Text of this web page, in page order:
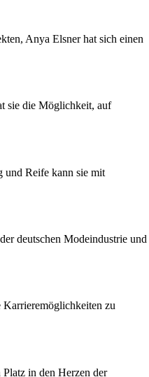
Anya Elsner hat sich einen
sie die Möglichkeit, auf
und Reife kann sie mit
deutschen Modeindustrie und
Karrieremöglichkeiten zu
in den Herzen der